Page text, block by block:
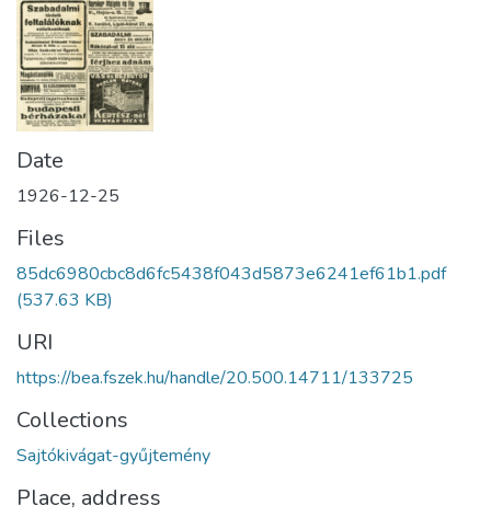
Date
1926-12-25
Files
85dc6980cbc8d6fc5438f043d5873e6241ef61b1.pdf
(537.63 KB)
URI
https://bea.fszek.hu/handle/20.500.14711/133725
Collections
Sajtókivágat-gyűjtemény
Place, address